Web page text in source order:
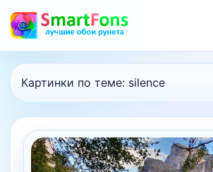
Картинки по теме: silence